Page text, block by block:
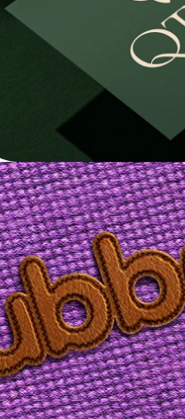
Branding, Design,
Tráfego Pago